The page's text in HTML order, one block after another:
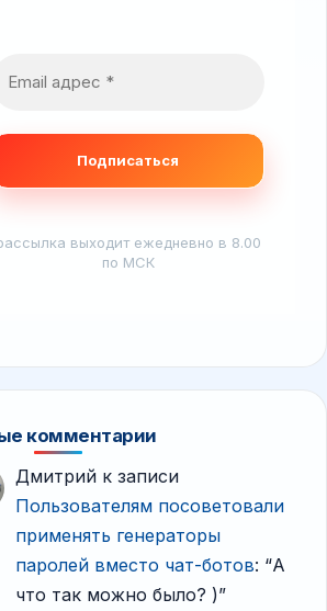
выходит ежедневно в 8.00
по МСК
комментарии
Дмитрий к записи
Пользователям посоветовали
применять генераторы
паролей вместо чат-ботов: “А
что так можно было? )”